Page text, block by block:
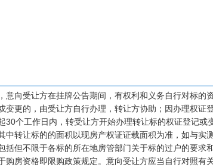
意向受让方在挂牌公告期间，有权利和义务自行对标
变更的，由受让方自行办理，转让方协助；因办理权证
30个工作日内，转受让方开始办理转让标的权证登记
中转让标的的面积以现房产权证证载面积为准，如与实
括但不限于各标的所在地房管部门关于标的过户的要
购房资格即限购政策规定。意向受让方应当自行对照